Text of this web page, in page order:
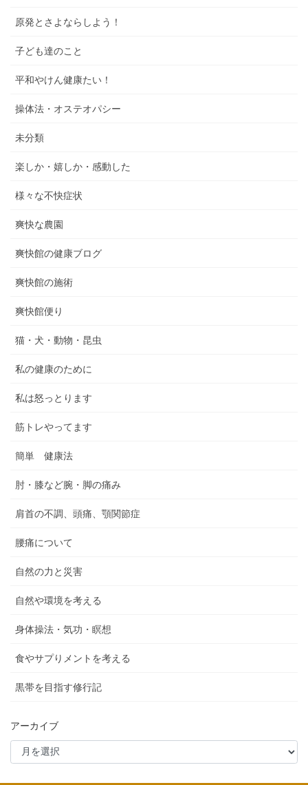
原発とさよならしよう！
子ども達のこと
平和やけん健康たい！
操体法・オステオパシー
未分類
楽しか・嬉しか・感動した
様々な不快症状
爽快な農園
爽快館の健康ブログ
爽快館の施術
爽快館便り
猫・犬・動物・昆虫
私の健康のために
私は怒っとります
筋トレやってます
簡単 健康法
肘・膝など腕・脚の痛み
肩首の不調、頭痛、顎関節症
腰痛について
自然の力と災害
自然や環境を考える
身体操法・気功・瞑想
食やサプりメントを考える
黒帯を目指す修行記
アーカイブ